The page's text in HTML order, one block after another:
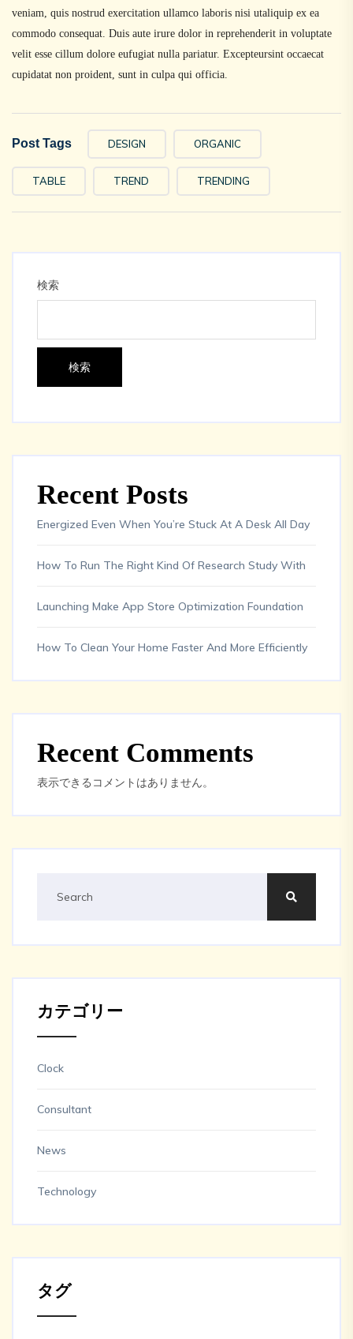
veniam, quis nostrud exercitation ullamco laboris nisi utaliquip ex ea
commodo consequat. Duis aute irure dolor in reprehenderit in voluptate
velit esse cillum dolore eufugiat nulla pariatur. Excepteursint occaecat
cupidatat non proident, sunt in culpa qui officia.
Post Tags DESIGN ORGANIC
TABLE TREND TRENDING
検索
検索
Recent Posts
Energized Even When You’re Stuck At A Desk All Day
How To Run The Right Kind Of Research Study With
Launching Make App Store Optimization Foundation
How To Clean Your Home Faster And More Efficiently
Recent Comments
表示できるコメントはありません。
カテゴリー
Clock
Consultant
News
Technology
タグ